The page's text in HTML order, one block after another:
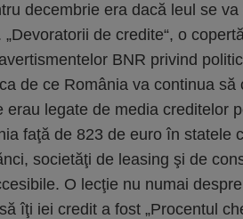
decembrie era dacă leul se
de credite“, o
BNR privind
de ce România va continua să
erau legate de media creditelor
faţă de 823 de euro în statele
societăţi de leasing şi de
O lecţie nu numai
îţi iei credit a fost „Procentul